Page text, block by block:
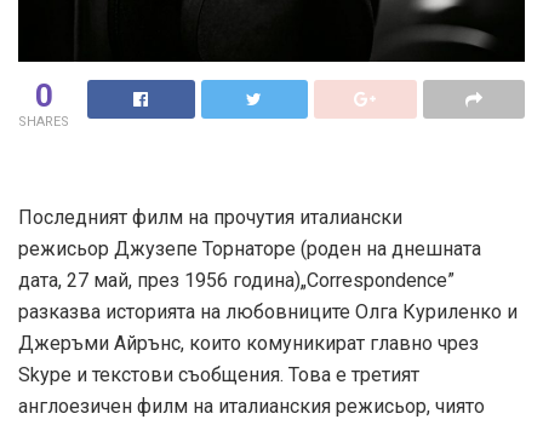
0
SHARES
Последният филм на прочутия италиански
режисьор Джузепе Торнаторе (роден на днешната
дата, 27 май, през 1956 година)„Correspondence”
разказва историята на любовниците Олга Куриленко и
Джеръми Айрънс, които комуникират главно чрез
Skype и текстови съобщения. Това е третият
англоезичен филм на италианския режисьор, чиято